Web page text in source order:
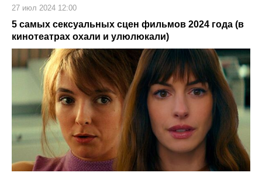
27 июл 2024 12:00
5 самых сексуальных сцен фильмов 2024 года (в
кинотеатрах охали и улюлюкали)